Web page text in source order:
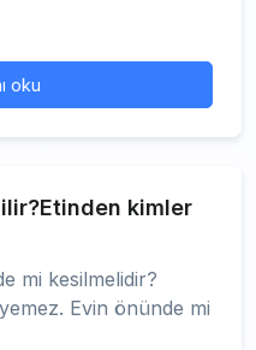
oku
kimler
mi kesilmelidir?
Evin önünde mi